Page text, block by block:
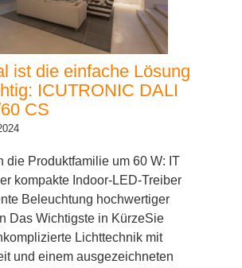
ist die einfache Lösung
ICUTRONIC DALI
CS
die Produktfamilie um 60 W: IT
kompakte Indoor-LED-Treiber
Beleuchtung hochwertiger
Das Wichtigste in KürzeSie
Lichttechnik mit
und einem ausgezeichneten